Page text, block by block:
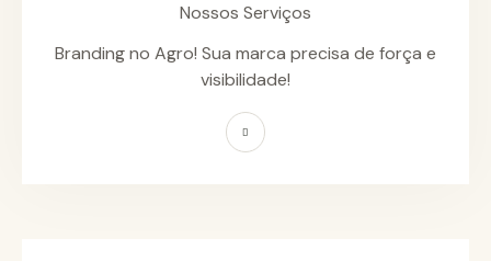
Nossos Serviços
Branding no Agro! Sua marca precisa de força e
visibilidade!